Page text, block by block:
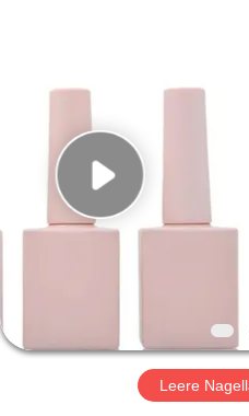
PRODUKTE
VR-
SHOW
Leere